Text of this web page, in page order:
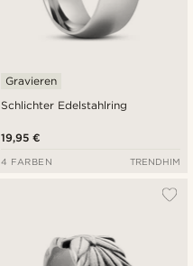
Schlichter Edelstahlring
Gravieren
19,95 €
4 FARBEN TRENDHIM